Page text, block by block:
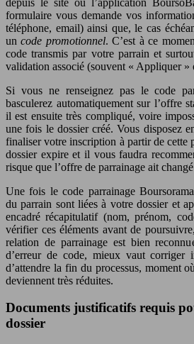
formulaire vous demande vos
téléphone, email) ainsi que, le cas
uncode promotionnel. C’est à ce
code transmis par votre parrain et
validation associé (souvent « Appliquer »
Si vous ne renseignez pas le code
basculerez automatiquement sur l’offre
il est ensuite très compliqué, voire
une fois le dossier créé. Vous disposez
finaliser votre inscription à partir de cette
dossier expire et il vous faudra
risque que l’offre de parrainage ait
Une fois le code parrainage
du parrain sont liées à votre dossier et
encadré récapitulatif (nom, prénom,
vérifier ces éléments avant de
relation de parrainage est bien
d’erreur de code, mieux vaut corriger
d’attendre la fin du processus, moment
deviennent très réduites.
Documents justificatifs requis
dossier